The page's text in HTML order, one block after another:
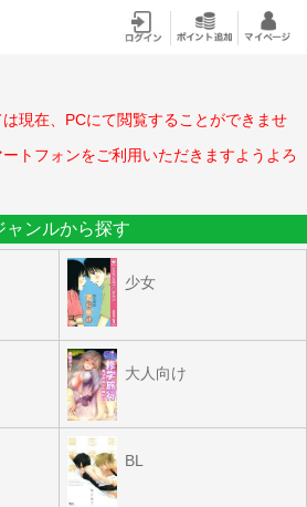
現在、PCにて閲覧することができませ
トフォンをご利用いただきますようよろ
ャンルから探す
少女
大人向け
BL